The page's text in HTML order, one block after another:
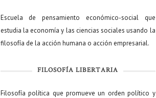
Escuela de pensamiento económico-social que
estudia la economía y las ciencias sociales usando la
filosofía de la acción humana o acción empresarial.
FILOSOFÍA LIBERTARIA
Filosofía política que promueve un orden político y